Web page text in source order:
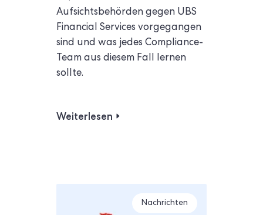
Aufsichtsbehörden gegen UBS
Financial Services vorgegangen
sind und was jedes Compliance-
Team aus diesem Fall lernen
sollte.
Weiterlesen
Nachrichten